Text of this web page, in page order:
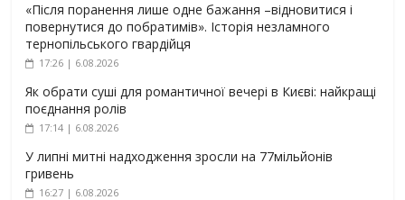
«Після поранення лише одне бажання –відновитися і
повернутися до побратимів». Історія незламного
тернопільського гвардійця
17:26 | 6.08.2026
Як обрати суші для романтичної вечері в Києві: найкращі
поєднання ролів
17:14 | 6.08.2026
У липні митні надходження зросли на 77мільйонів
гривень
16:27 | 6.08.2026